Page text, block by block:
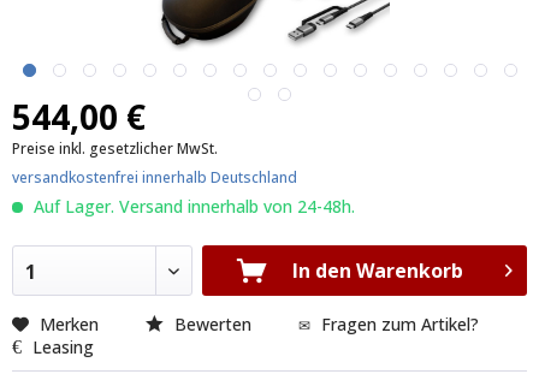
544,00 €
Preise inkl. gesetzlicher MwSt.
versandkostenfrei innerhalb Deutschland
Auf Lager. Versand innerhalb von 24-48h.
1 In den Warenkorb
Merken Bewerten
Fragen zum Artikel?
Leasing